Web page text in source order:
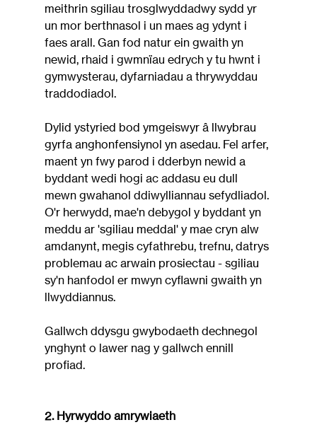
meithrin sgiliau trosglwyddadwy sydd yr
un mor berthnasol i un maes ag ydynt i
faes arall. Gan fod natur ein gwaith yn
newid, rhaid i gwmnïau edrych y tu hwnt i
gymwysterau, dyfarniadau a thrywyddau
traddodiadol.
Dylid ystyried bod ymgeiswyr â llwybrau
gyrfa anghonfensiynol yn asedau. Fel arfer,
maent yn fwy parod i dderbyn newid a
byddant wedi hogi ac addasu eu dull
mewn gwahanol ddiwylliannau sefydliadol.
O'r herwydd, mae'n debygol y byddant yn
meddu ar 'sgiliau meddal' y mae cryn alw
amdanynt, megis cyfathrebu, trefnu, datrys
problemau ac arwain prosiectau - sgiliau
sy'n hanfodol er mwyn cyflawni gwaith yn
llwyddiannus.
Gallwch ddysgu gwybodaeth dechnegol
ynghynt o lawer nag y gallwch ennill
profiad.
2. Hyrwyddo amrywiaeth